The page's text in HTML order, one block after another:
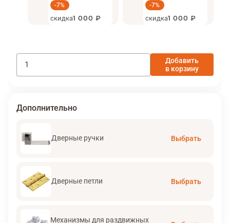
-7%
скидка1 000 ₽
-7%
скидка1 000 ₽
Добавить
в корзину
Дополнительно
Дверные ручки Выбрать
Дверные петли Выбрать
Механизмы для раздвижных